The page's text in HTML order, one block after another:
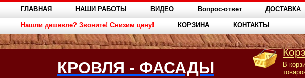
ГЛАВНАЯ НАШИ РАБОТЫ ВИДЕО Вопрос-ответ ДОСТАВКА
Нашли дешевле? Звоните! Снизим цену! КОРЗИНА КОНТАКТЫ
КРОВЛЯ - ФАСАДЫ
В